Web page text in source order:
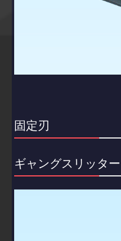
固定刃
ギャングスリッター